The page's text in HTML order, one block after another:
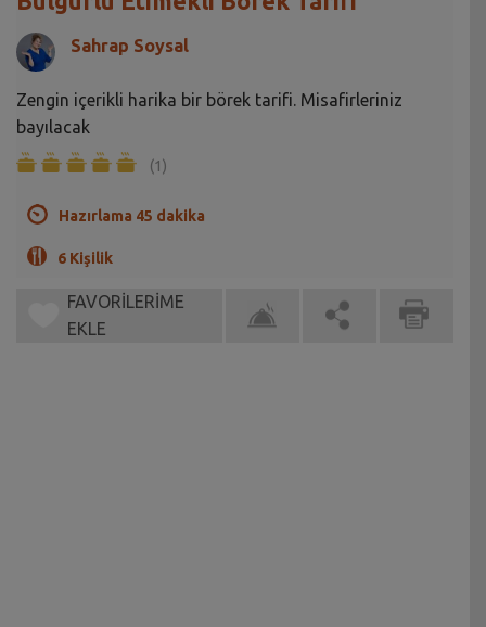
Sahrap Soysal
Zengin içerikli harika bir börek tarifi. Misafirleriniz
bayılacak
(1)
Hazırlama 45 dakika
6 Kişilik
FAVORİLERİME
EKLE